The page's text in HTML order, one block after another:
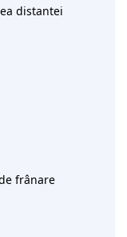
distantei
frânare